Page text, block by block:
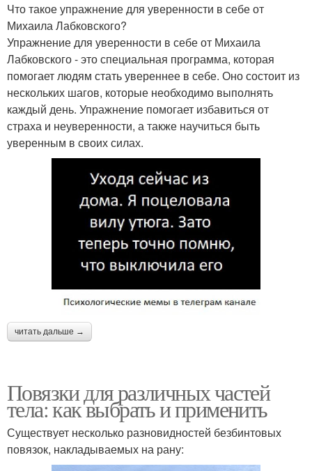
Что такое упражнение для уверенности в себе от
Михаила Лабковского?
Упражнение для уверенности в себе от Михаила
Лабковского - это специальная программа, которая
помогает людям стать увереннее в себе. Оно состоит из
нескольких шагов, которые необходимо выполнять
каждый день. Упражнение помогает избавиться от
страха и неуверенности, а также научиться быть
уверенным в своих силах.
читать дальше →
Повязки для различных частей
тела: как выбрать и применить
Существует несколько разновидностей безбинтовых
повязок, накладываемых на рану: